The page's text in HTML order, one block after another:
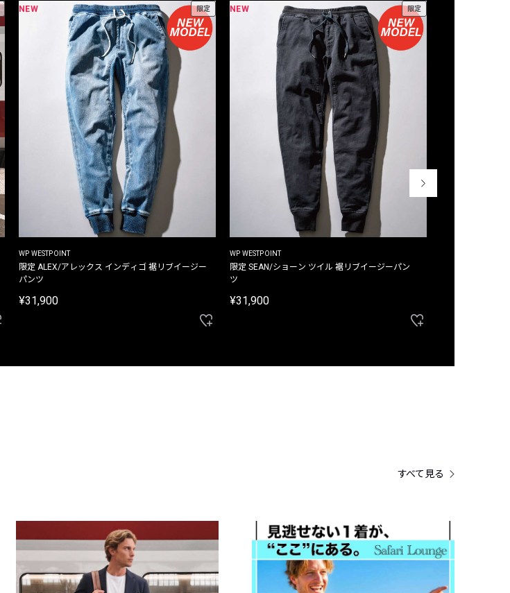
NEW 限定
WP WESTPOINT
限定 ALEX/アレックス インディゴ 裾リブイージー
パンツ
¥31,900
NEW 限定
WP WESTPOINT
限定 SEAN/ショーン ツイル 裾リブイージーパン
ツ
¥31,900
すべて見る